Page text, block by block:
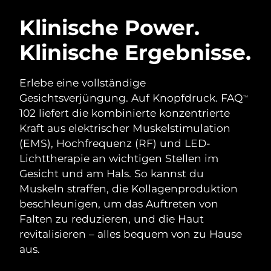
Klinische Power.
Klinische Ergebnisse.
Erlebe eine vollständige
Gesichtsverjüngung. Auf Knopfdruck. FAQTM
102 liefert die kombinierte konzentrierte
Kraft aus elektrischer Muskelstimulation
(EMS), Hochfrequenz (RF) und LED-
Lichttherapie an wichtigen Stellen im
Gesicht und am Hals. So kannst du
Muskeln straffen, die Kollagenproduktion
beschleunigen, um das Auftreten von
Falten zu reduzieren, und die Haut
revitalisieren – alles bequem von zu Hause
aus.
LUNA™ 4 Set
Anti-aging massage
LUNA™ 4 Plus
Massage, LED heating
LUNA™ 4 Men
For men, anti-aging massage
BEAR™ 2 Set
Microcurrent toning
BEAR™ 2 go
Microcurrent toning on-the-go
BEAR™ 2 eyes & lips
Microcurrent line smoothing device
Hydratisierung
UFO™ 3 Set
Deep facial hydration
UFO™ 3 LED
Near-infrared and red light therapy
Mundpflege
issa™ 4
Hybrid silicone sonic toothbrush
issa™ 4 plus
Smart hybrid silicone sonic toothbrush
FAQ™ ANTI-AGING-BEHANDLUNG
Anti-aging
NEW
Australien
Erwartete Lieferung
12/08/2026
Österreich
09/08/2026
Bahrain
Erwartete Lieferung
10/08/2026
Belgien
Erwartete Lieferung
Bermuda
Erwartete Lieferung
15/08/2026
Bosnien und
Herzegowina
Erwartete Lieferung